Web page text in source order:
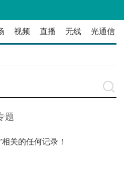
视频 直播 无线 光通信
题
关的任何记录！